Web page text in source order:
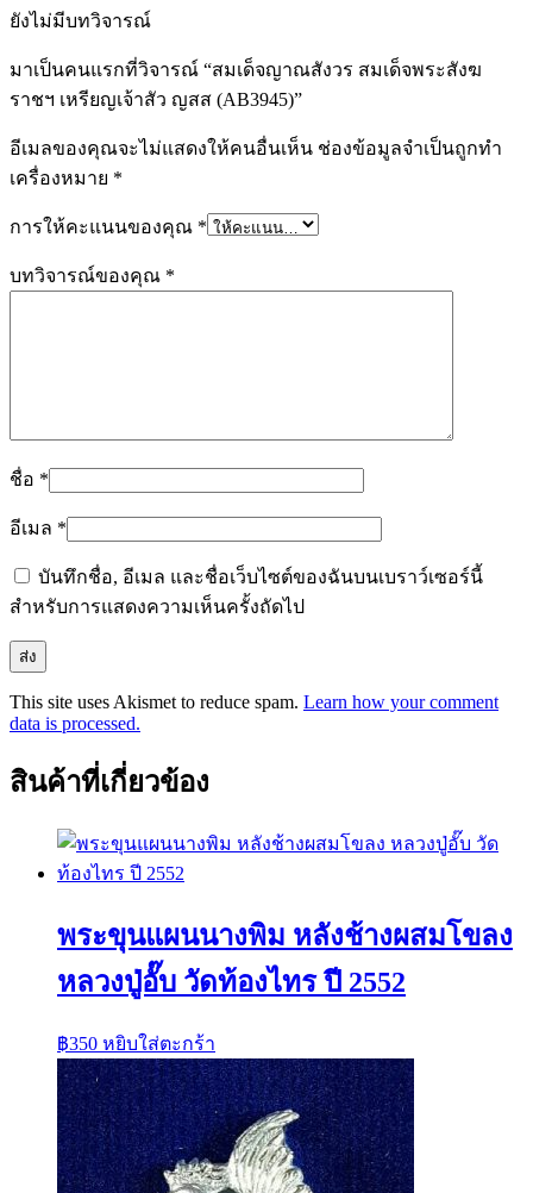
ยังไม่มีบทวิจารณ์
มาเป็นคนแรกที่วิจารณ์ “สมเด็จญาณสังวร สมเด็จพระสังฆ
ราชฯ เหรียญเจ้าสัว ญสส (AB3945)”
อีเมลของคุณจะไม่แสดงให้คนอื่นเห็น ช่องข้อมูลจำเป็นถูกทำ
เครื่องหมาย *
การให้คะแนนของคุณ *
บทวิจารณ์ของคุณ *
ชื่อ *
อีเมล *
บันทึกชื่อ, อีเมล และชื่อเว็บไซต์ของฉันบนเบราว์เซอร์นี้
สำหรับการแสดงความเห็นครั้งถัดไป
This site uses Akismet to reduce spam. Learn how your comment
data is processed.
สินค้าที่เกี่ยวข้อง
พระขุนแผนนางพิม หลังช้างผสมโขลง
หลวงปู่อั๊บ วัดท้องไทร ปี 2552
฿350 หยิบใส่ตะกร้า